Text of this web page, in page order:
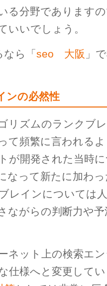
る分野であります
いいでしょう。
ら「 seo 大阪 」
ンの必然性
リズムのランクブ
て頻繁に言われる
が開発された当時
なって新たに加わ
レインについては
ながらの判断力や
ネット上の検索エ
仕様へと変更して